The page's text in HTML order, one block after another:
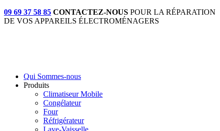
09 69 37 58 85 CONTACTEZ-NOUS POUR LA RÉPARATION
DE VOS APPAREILS ÉLECTROMÉNAGERS
Qui Sommes-nous
Produits
Climatiseur Mobile
Congélateur
Four
Réfrigérateur
Lave-Vaisselle